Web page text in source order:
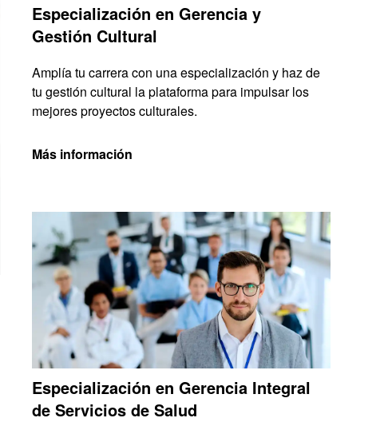
Especialización en Gerencia y
Gestión Cultural
Amplía tu carrera con una especialización y haz de
tu gestión cultural la plataforma para impulsar los
mejores proyectos culturales.
Más información
Especialización en Gerencia Integral
de Servicios de Salud